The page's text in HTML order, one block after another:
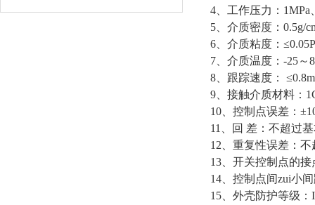
4、工作压力：1MPa
5、介质密度：0.5g/
6、介质粘度：
7、介质温度：-25
8、跟踪速度：
9、接触介质材料：
10、控制点误差：
11、回 差：不超过
12、重复性误差：
13、开关控制点的
14、控制点间zui小
15、外壳防护等级：